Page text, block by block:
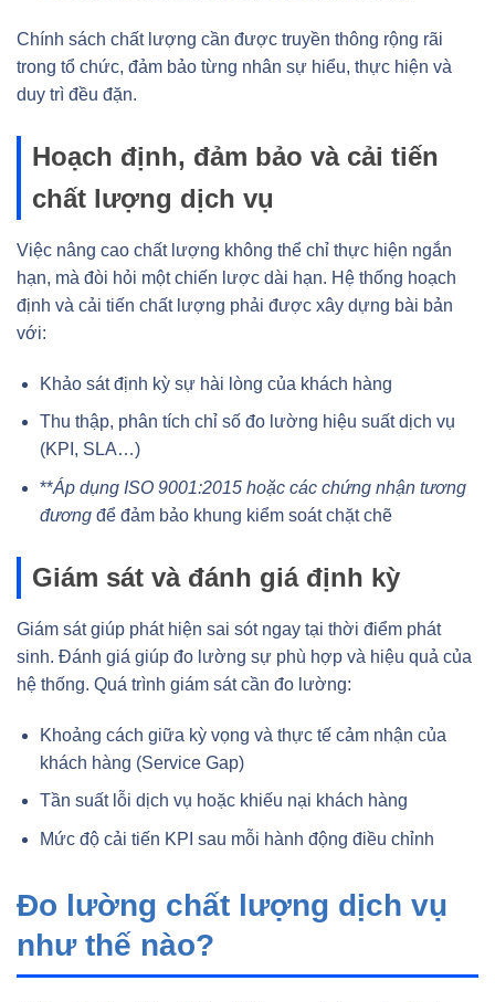
Chính sách chất lượng cần được truyền thông rộng rãi
trong tổ chức, đảm bảo từng nhân sự hiểu, thực hiện và
duy trì đều đặn.
Hoạch định, đảm bảo và cải tiến
chất lượng dịch vụ
Việc nâng cao chất lượng không thể chỉ thực hiện ngắn
hạn, mà đòi hỏi một chiến lược dài hạn. Hệ thống hoạch
định và cải tiến chất lượng phải được xây dựng bài bản
với:
Khảo sát định kỳ sự hài lòng của khách hàng
Thu thập, phân tích chỉ số đo lường hiệu suất dịch vụ
(KPI, SLA…)
**Áp dụng ISO 9001:2015 hoặc các chứng nhận tương
đươngđể đảm bảo khung kiểm soát chặt chẽ
Giám sát và đánh giá định kỳ
Giám sát giúp phát hiện sai sót ngay tại thời điểm phát
sinh. Đánh giá giúp đo lường sự phù hợp và hiệu quả của
hệ thống. Quá trình giám sát cần đo lường:
Khoảng cách giữa kỳ vọng và thực tế cảm nhận của
khách hàng (Service Gap)
Tần suất lỗi dịch vụ hoặc khiếu nại khách hàng
Mức độ cải tiến KPI sau mỗi hành động điều chỉnh
Đo lường chất lượng dịch vụ
như thế nào?